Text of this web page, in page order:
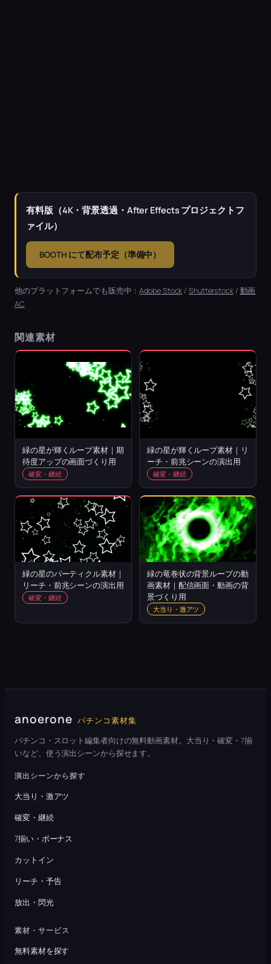
有料版（4K・背景透過・After Effects プロジェクトフ
ァイル）
BOOTH にて配布予定（準備中）
他のプラットフォームでも販売中：Adobe Stock /Shutterstock/ 動画
AC
関連素材
緑の星が輝くループ素材｜期
待度アップの画面づくり用
確変・継続
緑の星が輝くループ素材｜リ
ーチ・前兆シーンの演出用
確変・継続
緑の星のパーティクル素材｜
リーチ・前兆シーンの演出用
確変・継続
緑の竜巻状の背景ループの動
画素材｜配信画面・動画の背
景づくり用
大当り・激アツ
anoerone パチンコ素材集
パチンコ・スロット編集者向けの無料動画素材。大当り・確変・7揃
いなど、使う演出シーンから探せます。
演出シーンから探す
大当り・激アツ
確変・継続
7揃い・ボーナス
カットイン
リーチ・予告
放出・閃光
素材・サービス
無料素材を探す